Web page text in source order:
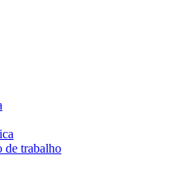
de trabalho